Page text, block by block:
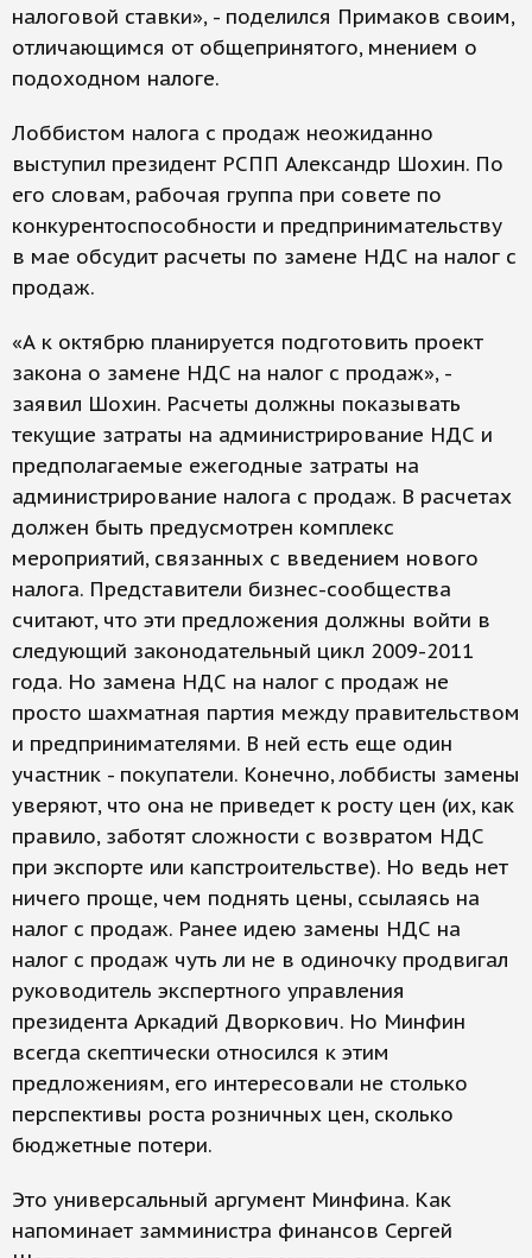
налоговой ставки», - поделился Примаков своим,
отличающимся от общепринятого, мнением о
подоходном налоге.
Лоббистом налога с продаж неожиданно
выступил президент РСПП Александр Шохин. По
его словам, рабочая группа при совете по
конкурентоспособности и предпринимательству
в мае обсудит расчеты по замене НДС на налог с
продаж.
«А к октябрю планируется подготовить проект
закона о замене НДС на налог с продаж», -
заявил Шохин. Расчеты должны показывать
текущие затраты на администрирование НДС и
предполагаемые ежегодные затраты на
администрирование налога с продаж. В расчетах
должен быть предусмотрен комплекс
мероприятий, связанных с введением нового
налога. Представители бизнес-сообщества
считают, что эти предложения должны войти в
следующий законодательный цикл 2009-2011
года. Но замена НДС на налог с продаж не
просто шахматная партия между правительством
и предпринимателями. В ней есть еще один
участник - покупатели. Конечно, лоббисты замены
уверяют, что она не приведет к росту цен (их, как
правило, заботят сложности с возвратом НДС
при экспорте или капстроительстве). Но ведь нет
ничего проще, чем поднять цены, ссылаясь на
налог с продаж. Ранее идею замены НДС на
налог с продаж чуть ли не в одиночку продвигал
руководитель экспертного управления
президента Аркадий Дворкович. Но Минфин
всегда скептически относился к этим
предложениям, его интересовали не столько
перспективы роста розничных цен, сколько
бюджетные потери.
Это универсальный аргумент Минфина. Как
напоминает замминистра финансов Сергей